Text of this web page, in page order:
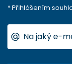
* Přihlášením